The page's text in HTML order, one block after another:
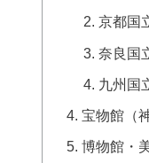
京都国
奈良国
九州国
宝物館（
博物館・